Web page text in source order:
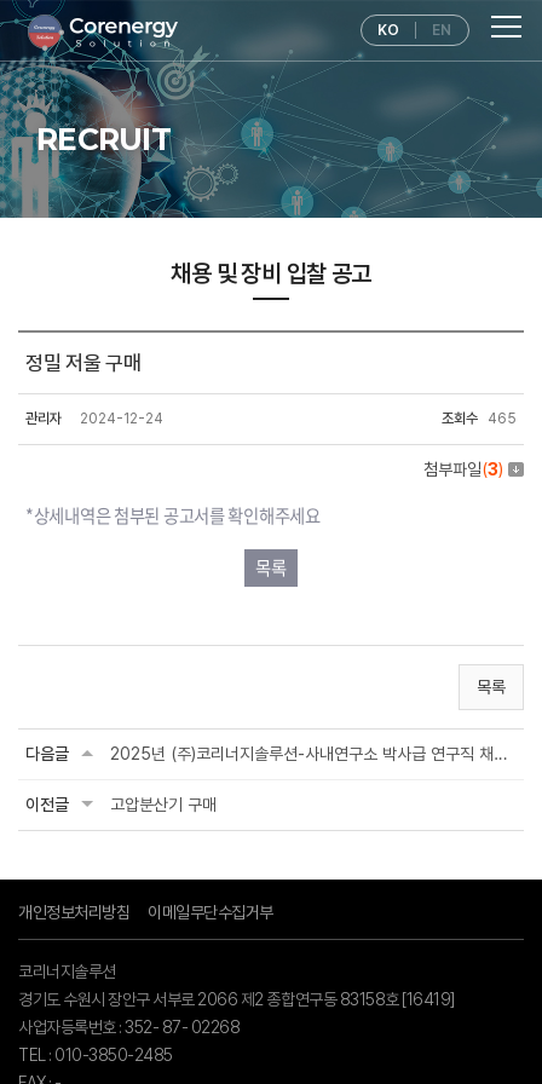
KO EN
RECRUIT
채용 및 장비 입찰 공고
정밀 저울 구매
관리자 2024-12-24 조회수 465
첨부파일(3)
*상세내역은 첨부된 공고서를 확인해주세요
목록
목록
다음글 2025년 (주)코리너지솔루션-사내연구소 박사급 연구직 채용 공고[마감]
이전글 고압분산기 구매
개인정보처리방침 이메일무단수집거부
코리너지솔루션
경기도 수원시 장안구 서부로 2066 제2 종합연구동 83158호 [16419]
사업자등록번호 : 352- 87- 02268
TEL : 010-3850-2485